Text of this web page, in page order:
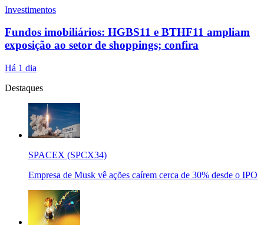
Investimentos
Fundos imobiliários: HGBS11 e BTHF11 ampliam
exposição ao setor de shoppings; confira
Há 1 dia
Destaques
SPACEX (SPCX34)
Empresa de Musk vê ações caírem cerca de 30% desde o IPO